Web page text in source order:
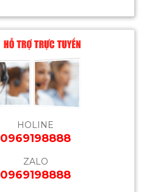
HOLINE
0969198888
ZALO
0969198888